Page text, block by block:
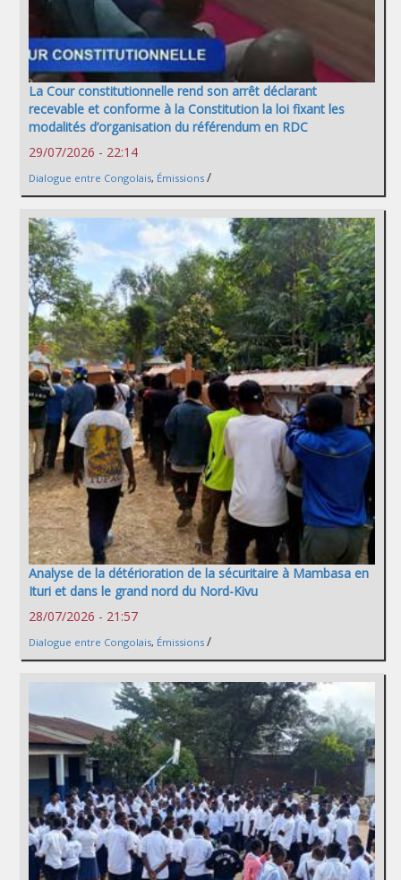
La Cour constitutionnelle rend son arrêt déclarant
recevable et conforme à la Constitution la loi fixant les
modalités d’organisation du référendum en RDC
29/07/2026 - 22:14
Dialogue entre Congolais, Émissions /
Analyse de la détérioration de la sécuritaire à Mambasa en
Ituri et dans le grand nord du Nord-Kivu
28/07/2026 - 21:57
Dialogue entre Congolais, Émissions /